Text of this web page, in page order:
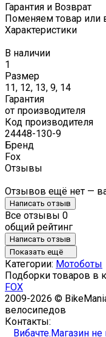
Гарантия и Возврат
Поменяем товар или
Характеристики
В наличии
1
Размер
11, 12, 13, 9, 14
Гарантия
от производителя
Код производителя
24448-130-9
Бренд
Fox
Отзывы
Отзывов ещё нет —
Написать отзыв
Все отзывы 0
общий рейтинг
Написать отзыв
Показать ещё
Категории: Мотоботы
Подборки товаров в
FOX
2009-2026 ©
велосипедов
Контакты:
Вибачте.Магазин